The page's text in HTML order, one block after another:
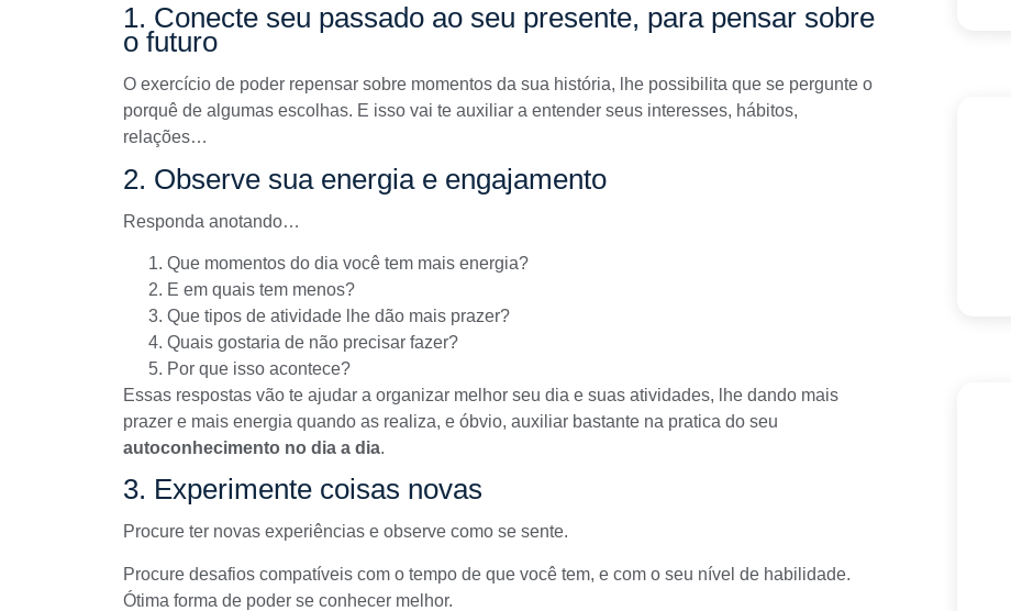
1. Conecte seu passado ao seu presente, para pensar sobre
o futuro
O exercício de poder repensar sobre momentos da sua história, lhe possibilita que se pergunte o
porquê de algumas escolhas. E isso vai te auxiliar a entender seus interesses, hábitos,
relações…
2. Observe sua energia e engajamento
Responda anotando…
Que momentos do dia você tem mais energia?
E em quais tem menos?
Que tipos de atividade lhe dão mais prazer?
Quais gostaria de não precisar fazer?
Por que isso acontece?
Essas respostas vão te ajudar a organizar melhor seu dia e suas atividades, lhe dando mais
prazer e mais energia quando as realiza, e óbvio, auxiliar bastante na pratica do seu
autoconhecimento no dia a dia.
3. Experimente coisas novas
Procure ter novas experiências e observe como se sente.
Procure desafios compatíveis com o tempo de que você tem, e com o seu nível de habilidade.
Ótima forma de poder se conhecer melhor.